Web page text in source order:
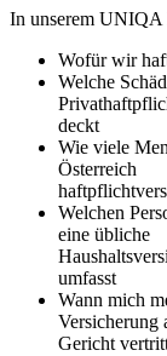
In unserem UNIQA
Wofür wir
Welche
deckt
Wie viele
Österreich
Welchen
eine übliche
umfasst
Wann mich
Versicherung
Gericht